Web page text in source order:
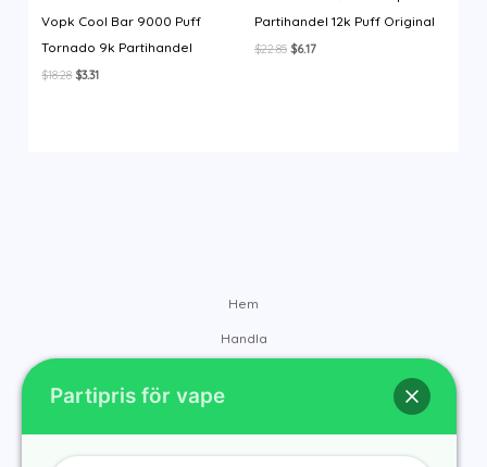
Vopk Cool Bar 9000 Puff
Tornado 9k Partihandel
$18.28Det
$3.31Det
Partihandel 12k Puff Original
$22.85 Det
$6.17Det
Hem
Handla
Kontakt
Partipris för vape